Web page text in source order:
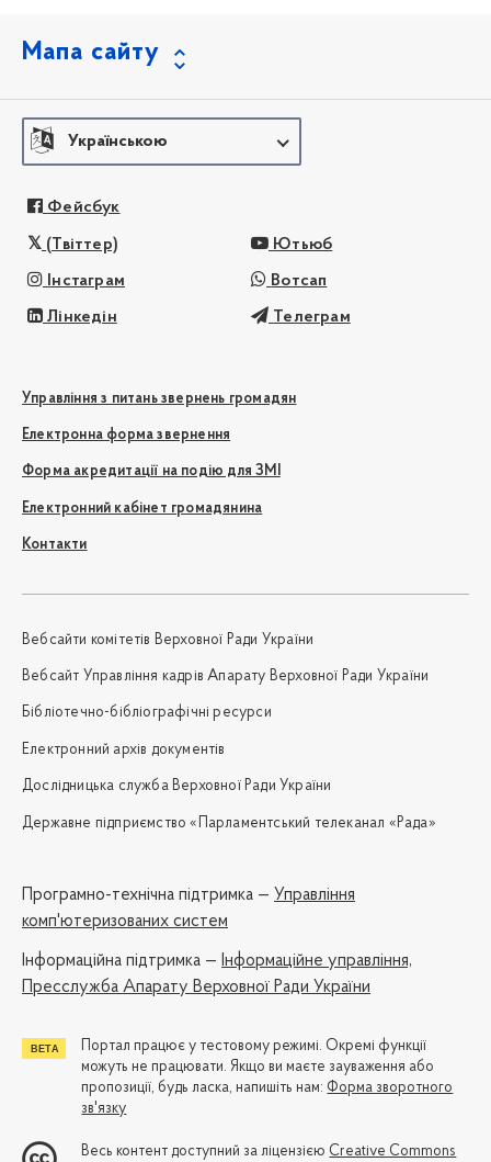
Мапа сайту
Українською
Фейсбук
(Твіттер) Ютьюб
Інстаграм Вотсап
Лінкедін Телеграм
Управління з питань звернень громадян
Електронна форма звернення
Форма акредитації на подію для ЗМІ
Електронний кабінет громадянина
Контакти
Вебсайти комітетів Верховної Ради України
Вебсайт Управління кадрів Апарату Верховної Ради України
Бібліотечно-бібліографічні ресурси
Електронний архів документів
Дослідницька служба Верховної Ради України
Державне підприємство «Парламентський телеканал «Рада»
Програмно-технічна підтримка — Управління
комп'ютеризованих систем
Iнформаційна підтримка — Інформаційне управління,
Пресслужба Апарату Верховної Ради України
Портал працює у тестовому режимі. Окремі функції
можуть не працювати. Якщо ви маєте зауваження або
пропозиції, будь ласка, напишіть нам: Форма зворотного
зв'язку
Весь контент доступний за ліцензією Creative Commons